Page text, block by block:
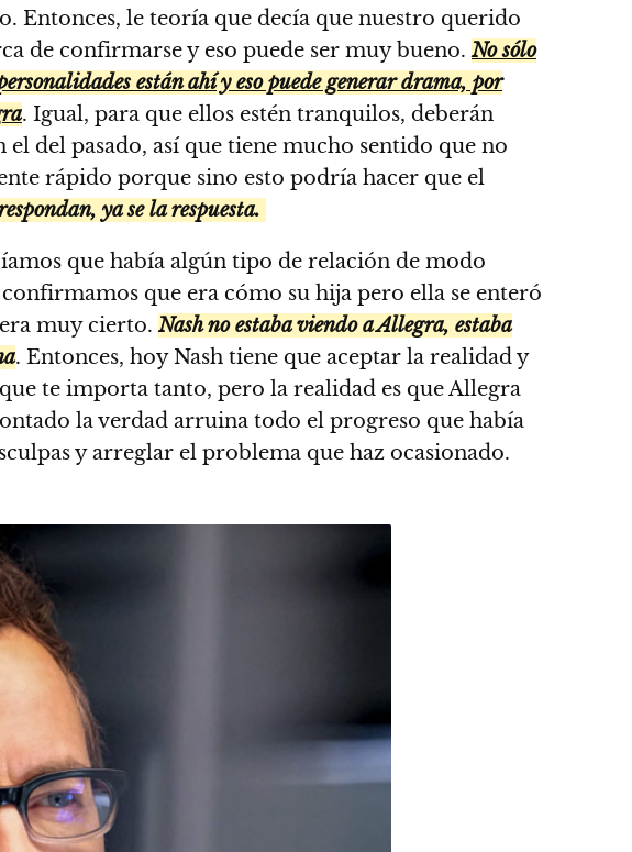
Entonces, le teoría que decía que nuestro querido
de confirmarse y eso puede ser muy bueno.No sólo
están ahí y eso puede generar drama, por
. Igual, para que ellos estén tranquilos, deberán
del pasado, así que tiene mucho sentido que no
rápido porque sino esto podría hacer que el
ya se la respuesta.
que había algún tipo de relación de modo
que era cómo su hija pero ella se enteró
era muy cierto.Nash no estaba viendo a Allegra, estaba
. Entonces, hoy Nash tiene que aceptar la realidad y
te importa tanto, pero la realidad es que Allegra
la verdad arruina todo el progreso que había
y arreglar el problema que haz ocasionado.